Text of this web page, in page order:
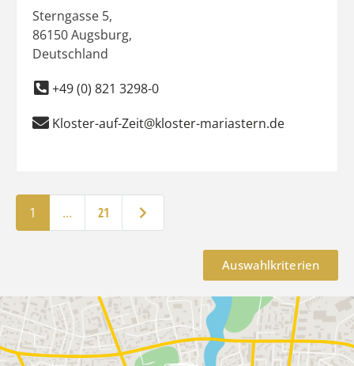
Sterngasse 5,
86150Augsburg,
Deutschland
+49 (0) 821 3298-0
Kloster-auf-Zeit@kloster-mariastern.de
1 … 21 Ältere Beiträge
Auswahlkriterien